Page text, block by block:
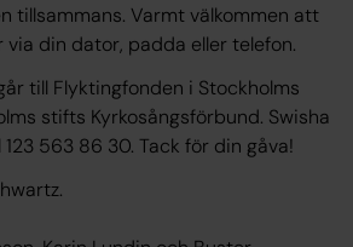
tillsammans. Varmt välkommen att
din dator, padda eller telefon.
till Flyktingfonden i Stockholms
stifts Kyrkosångsförbund. Swisha
563 86 30. Tack för din gåva!